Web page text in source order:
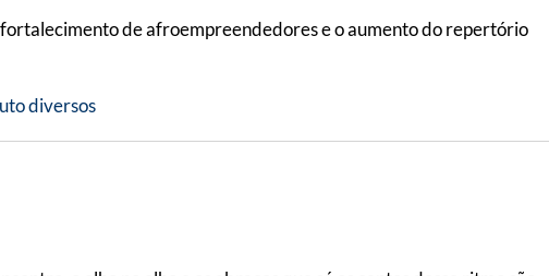
de afroempreendedores e o aumento do repertório
diversos